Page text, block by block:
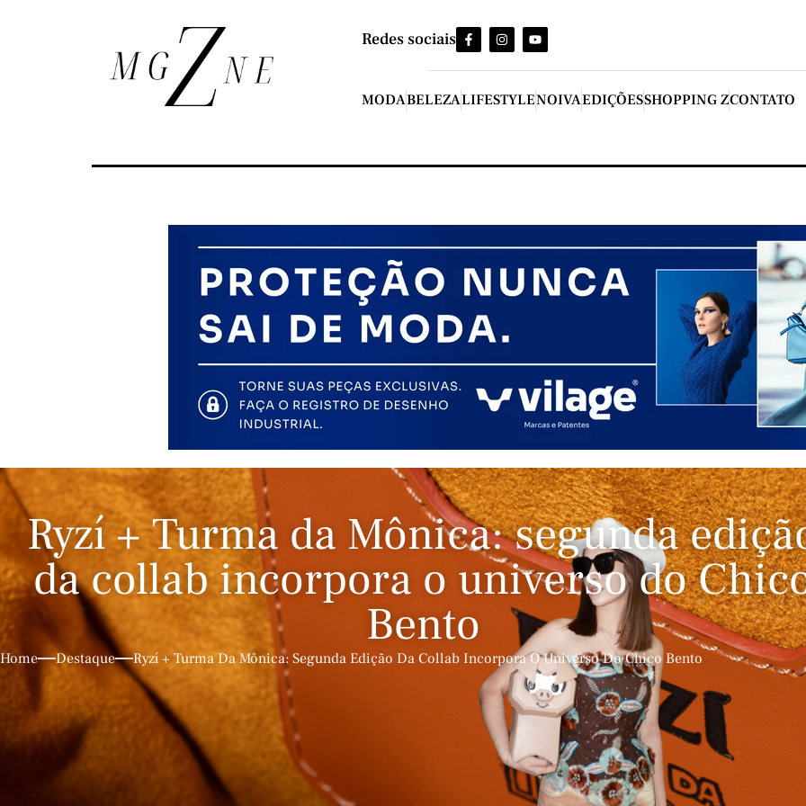
Redes sociais
MODABELEZALIFESTYLENOIVAEDIÇÕESSHOPPING ZCONTATO
Ryzí + Turma da Mônica: segunda
da collab incorpora o universo do
Bento
Home Destaque Ryzí + Turma Da Mônica: Segunda Edição Da Collab Incorpora O Universo Do Chico Bento